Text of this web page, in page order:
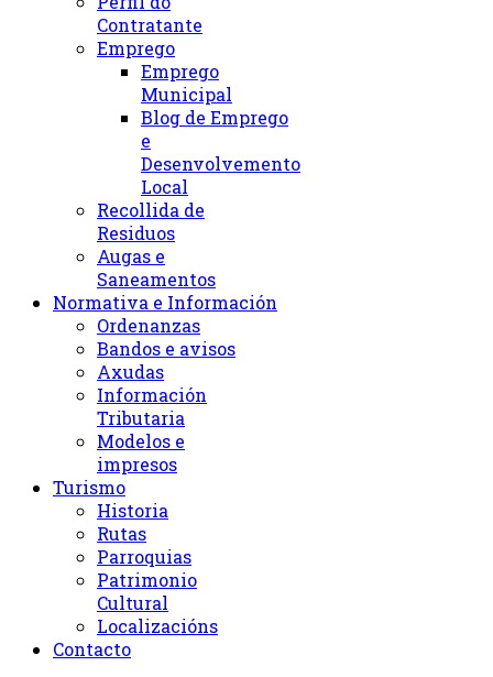
Contratante
Emprego
Emprego
Municipal
Blog de Emprego
e
Desenvolvemento
Local
Recollida de
Residuos
Augas e
Saneamentos
Normativa e Información
Ordenanzas
Bandos e avisos
Axudas
Información
Tributaria
Modelos e
impresos
Turismo
Historia
Rutas
Parroquias
Patrimonio
Cultural
Localizacións
Contacto